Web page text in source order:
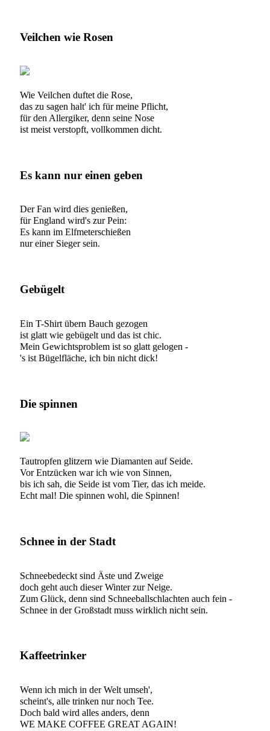
Veilchen wie Rosen
Wie Veilchen duftet die Rose,
das zu sagen halt' ich für meine Pflicht,
für den Allergiker, denn seine Nose
ist meist verstopft, vollkommen dicht.
Es kann nur einen geben
Der Fan wird dies genießen,
für England wird's zur Pein:
Es kann im Elfmeterschießen
nur einer Sieger sein.
Gebügelt
Ein T-Shirt übern Bauch gezogen
ist glatt wie gebügelt und das ist chic.
Mein Gewichtsproblem ist so glatt gelogen -
's ist Bügelfläche, ich bin nicht dick!
Die spinnen
Tautropfen glitzern wie Diamanten auf Seide.
Vor Entzücken war ich wie von Sinnen,
bis ich sah, die Seide ist vom Tier, das ich meide.
Echt mal! Die spinnen wohl, die Spinnen!
Schnee in der Stadt
Schneebedeckt sind Äste und Zweige
doch geht auch dieser Winter zur Neige.
Zum Glück, denn sind Schneeballschlachten auch fein -
Schnee in der Großstadt muss wirklich nicht sein.
Kaffeetrinker
Wenn ich mich in der Welt umseh',
scheint's, alle trinken nur noch Tee.
Doch bald wird alles anders, denn
WE MAKE COFFEE GREAT AGAIN!